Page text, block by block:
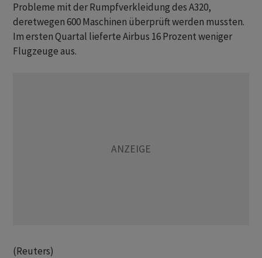
Probleme mit der Rumpfverkleidung ‌des A320,
deretwegen 600 Maschinen überprüft werden mussten.
Im ersten Quartal lieferte Airbus 16 Prozent ‌weniger
Flugzeuge aus.
(Reuters)